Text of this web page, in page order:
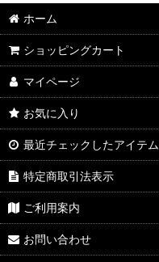
ホーム
ショッピングカート
マイページ
お気に入り
最近チェックしたアイテム
特定商取引法表示
ご利用案内
お問い合わせ